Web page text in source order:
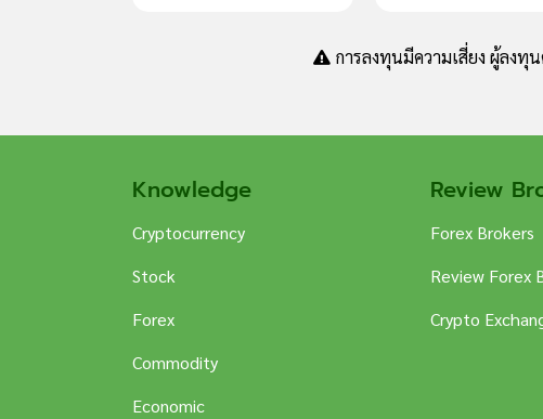
การลงทุนมีความเสี่ยง ผู้ลงทุ
Knowledge
Cryptocurrency
Stock
Forex
Commodity
Economic
Review
Forex Brokers
Review Forex
Crypto